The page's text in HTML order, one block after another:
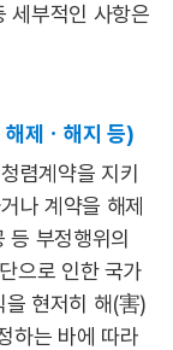
세부적인 사항은
제ㆍ해지 등)
렴계약을 지키
나 계약을 해제
등 부정행위의
으로 인한 국가
을 현저히 해(害)
하는 바에 따라